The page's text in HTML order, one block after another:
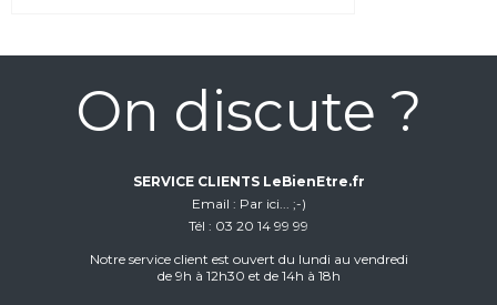
On discute ?
SERVICE CLIENTS LeBienEtre.fr
Email
Par ici... ;-)
Tél
03 20 14 99 99
Notre service client est ouvert du lundi au vendredi
de 9h à 12h30 et de 14h à 18h